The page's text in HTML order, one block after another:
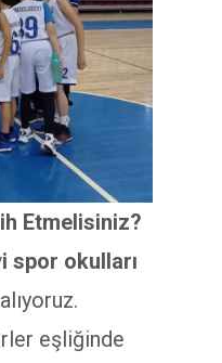
Etmelisiniz?
spor okulları
eşliğinde